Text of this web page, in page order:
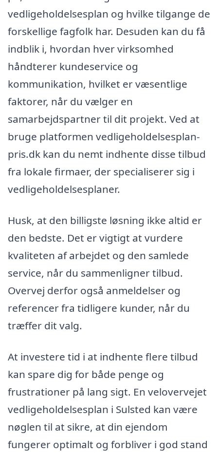
vedligeholdelsesplan og hvilke tilgange de
forskellige fagfolk har. Desuden kan du få
indblik i, hvordan hver virksomhed
håndterer kundeservice og
kommunikation, hvilket er væsentlige
faktorer, når du vælger en
samarbejdspartner til dit projekt. Ved at
bruge platformen vedligeholdelsesplan-
pris.dk kan du nemt indhente disse tilbud
fra lokale firmaer, der specialiserer sig i
vedligeholdelsesplaner.
Husk, at den billigste løsning ikke altid er
den bedste. Det er vigtigt at vurdere
kvaliteten af arbejdet og den samlede
service, når du sammenligner tilbud.
Overvej derfor også anmeldelser og
referencer fra tidligere kunder, når du
træffer dit valg.
At investere tid i at indhente flere tilbud
kan spare dig for både penge og
frustrationer på lang sigt. En velovervejet
vedligeholdelsesplan i Sulsted kan være
nøglen til at sikre, at din ejendom
fungerer optimalt og forbliver i god stand